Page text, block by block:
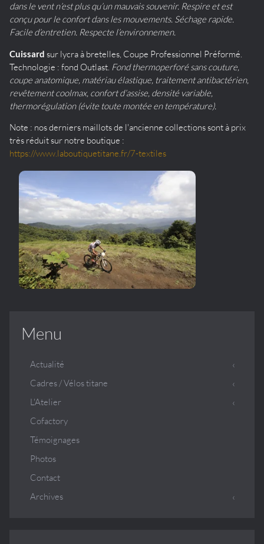
dans le vent n’est plus qu’un mauvais souvenir. Respire et est
conçu pour le confort dans les mouvements. Séchage rapide.
Facile d’entretien. Respecte l’environnemen.
Cuissard sur lycra à bretelles, Coupe Professionnel Préformé.
Technologie : fond Outlast. Fond thermoperforé sans couture,
coupe anatomique, matériau élastique, traitement antibactérien,
revêtement coolmax, confort d’assise, densité variable,
thermorégulation (évite toute montée en température).
Note : nos derniers maillots de l'ancienne collections sont à prix
très réduit sur notre boutique :
https://www.laboutiquetitane.fr/7-textiles
Menu
Actualité
Cadres / Vélos titane
L'Atelier
Cofactory
Témoignages
Photos
Contact
Archives